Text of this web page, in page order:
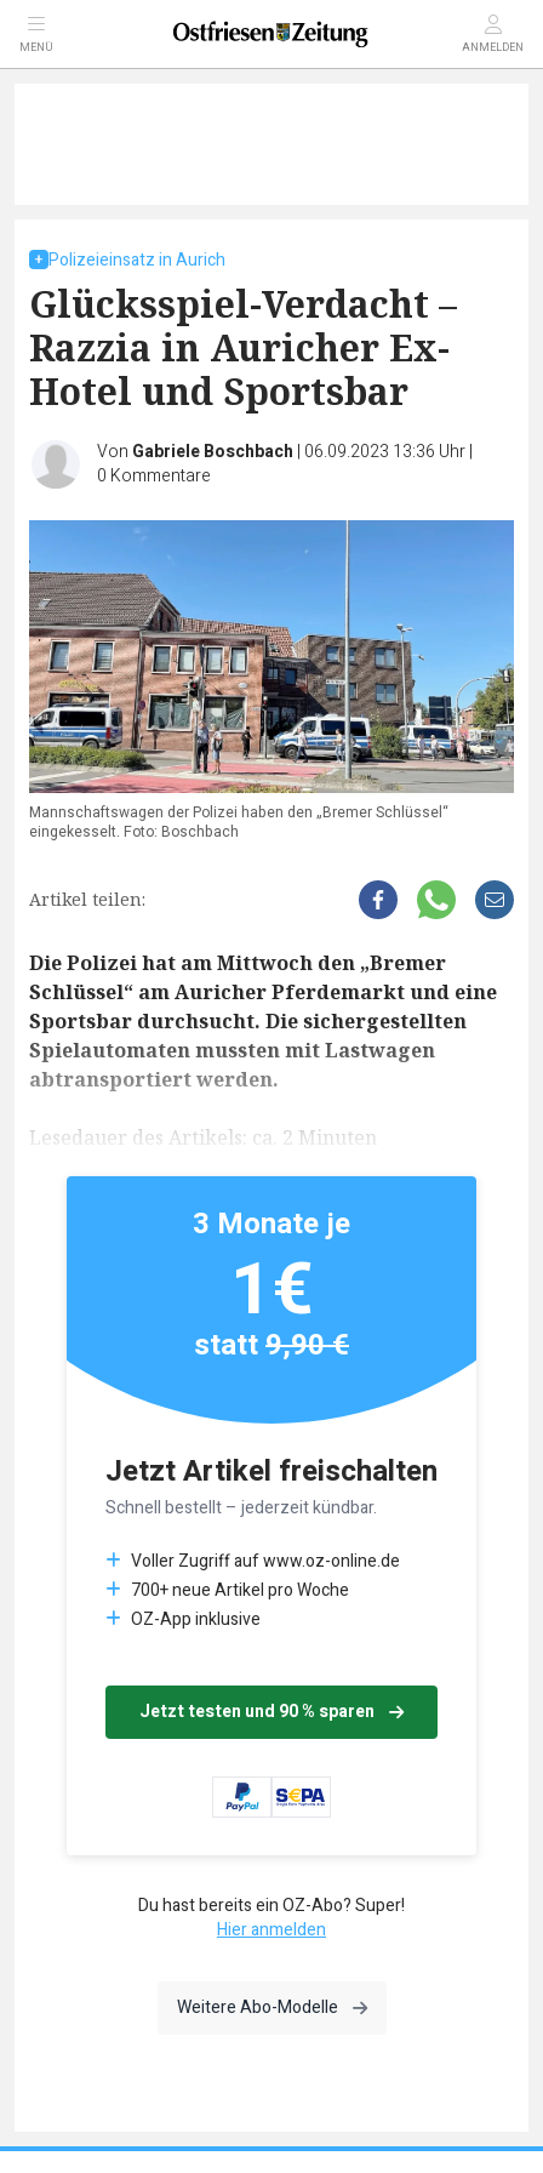
MENÜ ANMELDEN
Polizeieinsatz in Aurich
Glücksspiel-Verdacht –
Razzia in Auricher Ex-
Hotel und Sportsbar
Von Gabriele Boschbach | 06.09.2023 13:36 Uhr|
0 Kommentare
Mannschaftswagen der Polizei haben den „Bremer Schlüssel“
eingekesselt. Foto: Boschbach
Artikel teilen:
Die Polizei hat am Mittwoch den „Bremer
Schlüssel“ am Auricher Pferdemarkt und eine
Sportsbar durchsucht. Die sichergestellten
Spielautomaten mussten mit Lastwagen
abtransportiert werden.
Lesedauer des Artikels: ca. 2 Minuten
Jetzt Artikel freischalten
Schnell bestellt – jederzeit kündbar.
Voller Zugriff auf www.oz-online.de
700+ neue Artikel pro Woche
OZ-App inklusive
Jetzt testen und 90 % sparen
3 Monate je
1€
statt9,90 €
Du hast bereits ein OZ-Abo? Super!
Hier anmelden
Weitere Abo-Modelle